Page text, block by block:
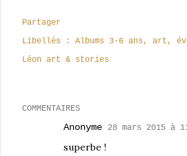
Partager
Libellés :
Albums 3-6 ans art
Léon art & stories
COMMENTAIRES
Anonyme 28 mars 2015 à
superbe !